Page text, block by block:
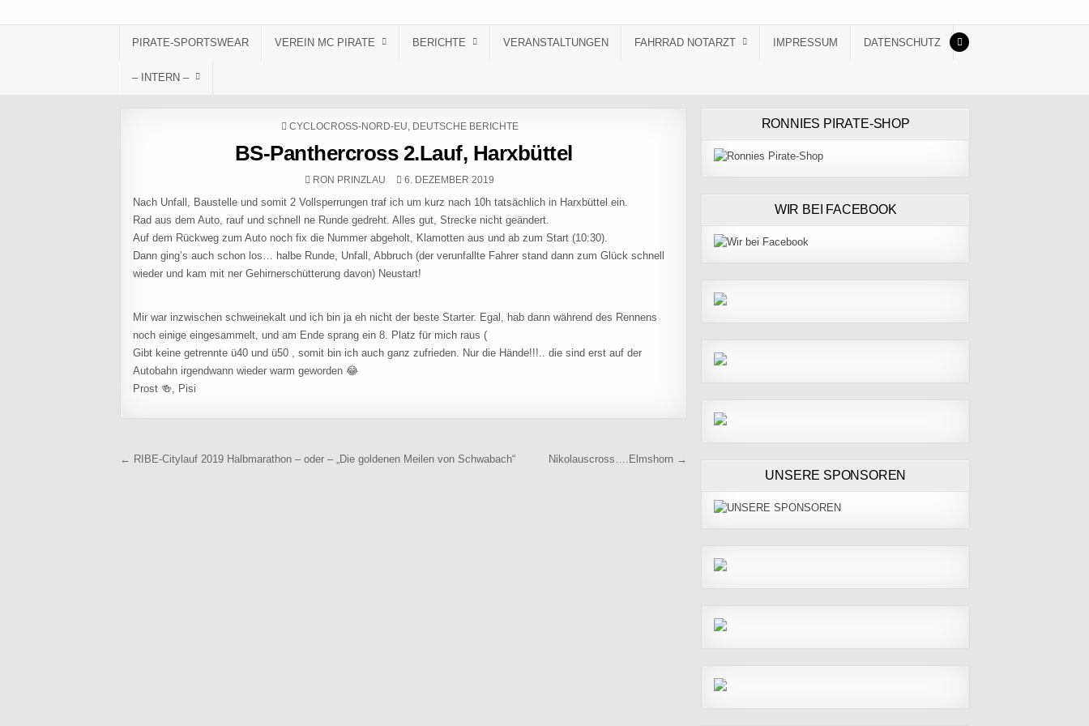
PIRATE-SPORTSWEAR VEREIN MC PIRATE BERICHTE VERANSTALTUNGEN FAHRRAD NOTARZT IMPRESSUM DATENSCHUTZ
– INTERN –
POSTED IN
CYCLOCROSS-NORD-EU, DEUTSCHE BERICHTE
BS-Panthercross 2.Lauf, Harxbüttel
AUTHOR:
RON PRINZLAU PUBLISHED DATE:
6. DEZEMBER 2019
Nach Unfall, Baustelle und somit 2 Vollsperrungen traf ich um kurz nach 10h tatsächlich in Harxbüttel ein.
Rad aus dem Auto, rauf und schnell ne Runde gedreht. Alles gut, Strecke nicht geändert.
Auf dem Rückweg zum Auto noch fix die Nummer abgeholt, Klamotten aus und ab zum Start (10:30).
Dann ging’s auch schon los… halbe Runde, Unfall, Abbruch (der verunfallte Fahrer stand dann zum Glück schnell
wieder und kam mit ner Gehirnerschütterung davon) Neustart!
Mir war inzwischen schweinekalt und ich bin ja eh nicht der beste Starter. Egal, hab dann während des Rennens
noch einige eingesammelt, und am Ende sprang ein 8. Platz für mich raus (
Gibt keine getrennte ü40 und ü50 , somit bin ich auch ganz zufrieden. Nur die Hände!!!.. die sind erst auf der
Autobahn irgendwann wieder warm geworden 😂
Prost 🍻, Pisi
Beitragsnavigation
← RIBE-Citylauf 2019 Halbmarathon – oder – „Die goldenen Meilen von Schwabach“ Nikolauscross….Elmshorn →
RONNIES PIRATE-SHOP
WIR BEI FACEBOOK
UNSERE SPONSOREN